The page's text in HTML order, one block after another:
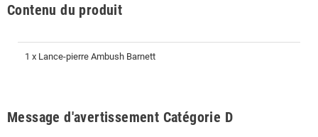
Contenu du produit
1 x Lance-pierre Ambush Barnett
Message d'avertissement Catégorie D